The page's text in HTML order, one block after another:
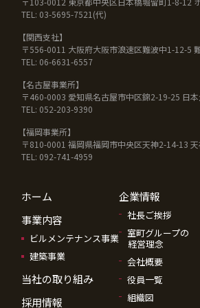
TEL: 03-5695-7521(代)
【関西支社】
〒556-0011 大阪府大阪市浪速区難波中1-12-5
TEL: 06-6631-6557
【名古屋事業所】
〒460-0003 愛知県名古屋市中区錦2-19-25 日
TEL: 052-203-9390
【福岡事業所】
〒810-0001 福岡県福岡市中央区天神2-14-13
TEL: 092-741-4959
ホーム
事業内容
ビルメンテナンス事業
建築事業
当社の取り組み
採用情報
企業情報
社長ご挨拶
室町グループの
経営理念
会社概要
役員一覧
組織図